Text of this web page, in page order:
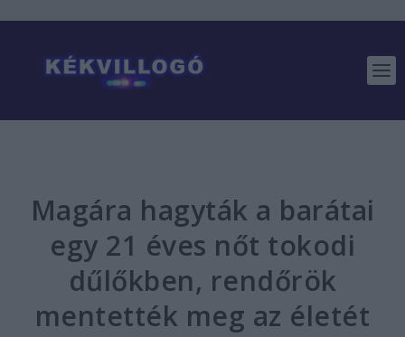
Magára hagyták a barátai
egy 21 éves nőt tokodi
dűlőkben, rendőrök
mentették meg az életét